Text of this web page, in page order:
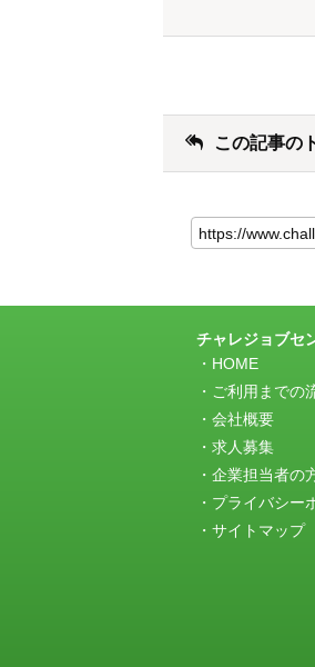
この記事の
の
記
ラ
ッ
ク
URL
チャレジョブセ
HOME
ご利用までの
会社概要
求人募集
企業担当者の
プライバシー
サイトマップ